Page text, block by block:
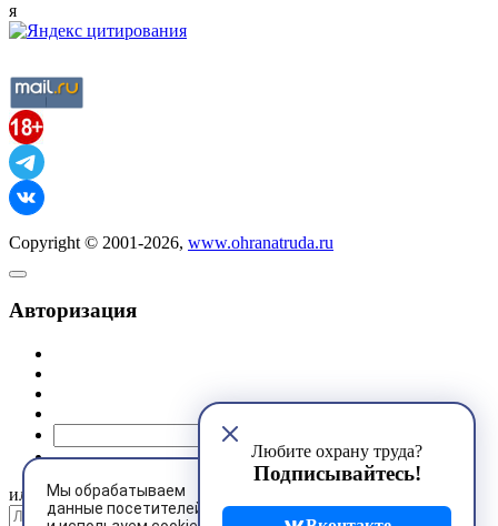
Мы обрабатываем
данные посетителей
Любите охрану труда?
Подписывайтесь!
я
Copyright © 2001-2026, www.ohranatruda.ru
Авторизация
или